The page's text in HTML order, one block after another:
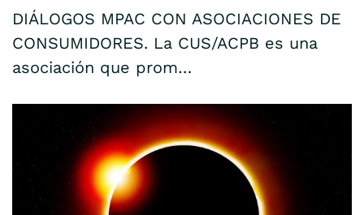
DIÁLOGOS MPAC CON ASOCIACIONES DE
CONSUMIDORES. La CUS/ACPB es una
asociación que prom…